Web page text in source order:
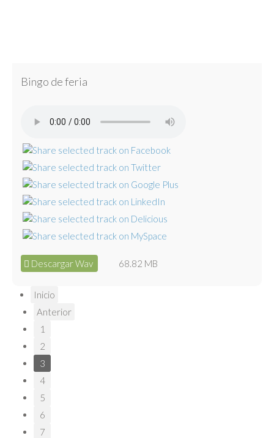
Bingo de feria
Descargar Wav 68.82 MB
Inicio
Anterior
1
2
3
4
5
6
7